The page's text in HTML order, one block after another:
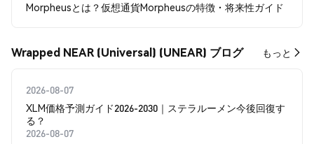
Morpheusとは？仮想通貨Morpheusの特徴・将来性ガイド
Wrapped NEAR (Universal) (UNEAR) ブログ もっと
2026-08-07
XLM価格予測ガイド2026-2030｜ステラルーメン今後回復す
る？
2026-08-07